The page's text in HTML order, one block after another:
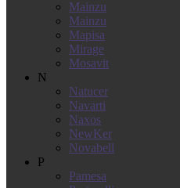
Mainzu
Mainzu
Mapisa
Mirage
Mosavit
N
Natucer
Navarti
Naxos
NewKer
Novabell
P
Pamesa